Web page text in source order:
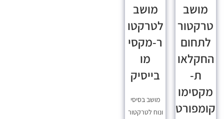
מושב
טרקטור
לתחום
החקלאו
ת-
מקסימו
קומפורט
מושב
לטרקטו
ר-מקסי
מו
בייסיק
מושב בסיסי
ונוח לטרקטור